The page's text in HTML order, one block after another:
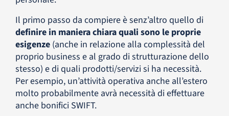
Il primo passo da compiere è senz’altro quello di
definire in maniera chiara quali sono le proprie
esigenze (anche in relazione alla complessità del
proprio business e al grado di strutturazione dello
stesso) e di quali prodotti/servizi si ha necessità.
Per esempio, un’attività operativa anche all’estero
molto probabilmente avrà necessità di effettuare
anche bonifici SWIFT.